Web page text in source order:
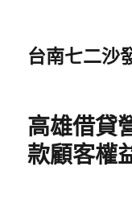
台南七二沙
高雄借貸
款顧客權